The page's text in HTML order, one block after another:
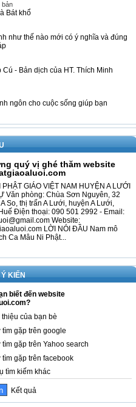
bản
Bát khổ
như thế nào mới có ý nghĩa và đúng
Cú - Bản dịch của HT. Thích Minh
ngôn cho cuộc sống giúp bạn
quý vị ghé thăm website
PHẬT GIÁO VIỆT NAM HUYỆN A LƯỚI
Văn phòng: Chùa Sơn Nguyên, 32
So, thị trấn A Lưới, huyện A Lưới,
Điện thoại: 090 501 2992 - Email:
Website:
LỜI NÓI ĐẦU Nam mô
Ca Mâu Ni Phật...
KIẾN
biết đến website
của bạn bè
tìm gặp trên google
tìm gặp trên Yahoo search
tìm gặp trên facebook
tìm kiếm khác
Kết quả